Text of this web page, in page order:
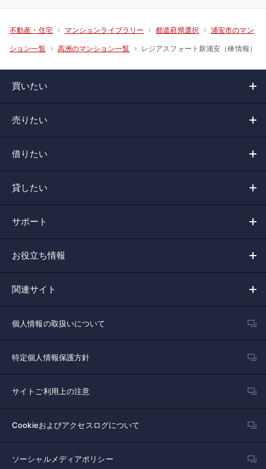
不動産・住宅 マンションライブラリー 都道府県選択 浦安市のマン
ション一覧 高洲のマンション一覧 レジアスフォート新浦安（棟情報）
買いたい
売りたい
借りたい
貸したい
サポート
お役立ち情報
関連サイト
個人情報の取扱いについて
特定個人情報保護方針
サイトご利用上の注意
Cookieおよびアクセスログについて
ソーシャルメディアポリシー